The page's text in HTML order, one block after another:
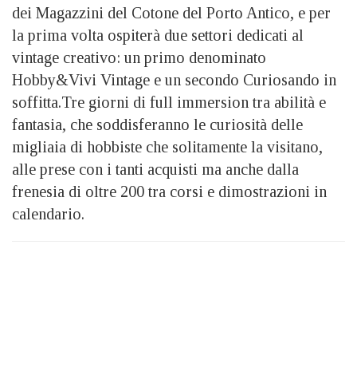
dei Magazzini del Cotone del Porto Antico, e per
la prima volta ospiterà due settori dedicati al
vintage creativo: un primo denominato
Hobby&Vivi Vintage e un secondo Curiosando in
soffitta.Tre giorni di full immersion tra abilità e
fantasia, che soddisferanno le curiosità delle
migliaia di hobbiste che solitamente la visitano,
alle prese con i tanti acquisti ma anche dalla
frenesia di oltre 200 tra corsi e dimostrazioni in
calendario.